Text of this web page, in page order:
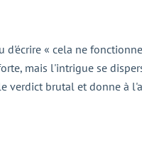
« cela ne
mais l'intrigue se
verdict brutal et donne à